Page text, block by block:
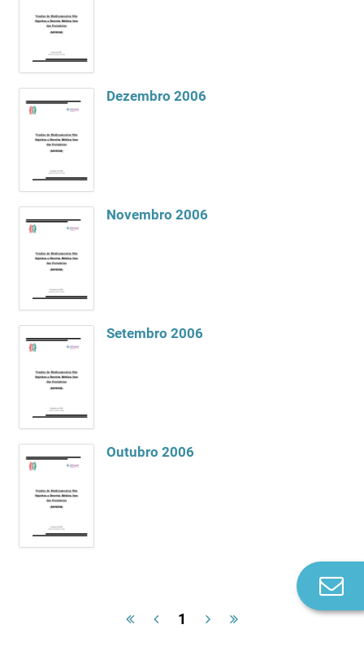
Dezembro 2006
Novembro 2006
Setembro 2006
Outubro 2006
1